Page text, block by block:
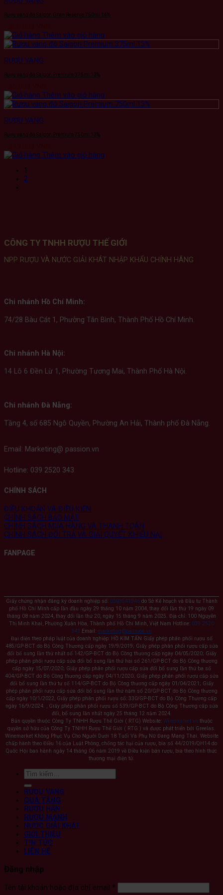
Rượu vang đỏ Saigon Gran Reserva 750ml 14%
Thêm vào giỏ hàng
RƯỢU VANG
Rượu vang đỏ Saigon Premium 375ml 13%
Thêm vào giỏ hàng
RƯỢU VANG
Rượu vang đỏ Saigon Premium 750ml 13%
Thêm vào giỏ hàng
1
2
CÔNG TY TNHH RƯỢU THẾ GIỚI
NPP RƯỢU VÀ NƯỚC GIẢI KHÁT NHẬP KHẨU CHÍNH HÃNG
Chi nhánh Hồ Chí Minh:
74/28 Bàu Cát 1, Phường Tân Bình, Thành Phố Hồ Chí Minh.
Chi nhánh Hà Nội:
14 Lô 6 Đền Lừ 1, Phường Tương Mai, Thành Phố Hà Nội.
Chi nhánh Đà Nẵng:
Tầng 4, số 685 Ngô Quyền, Phường An Hải, Thành phố Đà Nẵng.
Email: Marketing@ passion.vn
Hotline: 039 2520 343
CHÍNH SÁCH
ĐIỀU KHOẢN VÀ ĐIỀU KIỆN
CHÍNH SÁCH BẢO MẬT
CHÍNH SÁCH MUA HÀNG VÀ THANH TOÁN
CHÍNH SÁCH ĐỔI TRẢ VÀ GIẢI QUYẾT KHIẾU NẠI
FANPAGE
Giấy chứng nhận đăng ký doanh nghiệp số: 0303541946do Sở Kế hoạch và Đầu tư Thành
phố Hồ Chí Minh cấp lần đầu ngày 29 tháng 10 năm 2004, thay đổi lần thứ 19 ngày 09
tháng 08 năm 2024, thay đổi lần thứ 20, ngày 15 tháng 9 năm 2025. Địa chỉ: 100 Nguyễn
Thị Minh Khai, Phường Xuân Hòa, Thành phố Hồ Chí Minh, Việt Nam Hotline: 039 2520
343 Email: marketing@passion.vn
Đại diện theo pháp luật của doanh nghiệp: HỒ KIM TẤN Giấy phép phân phối rượu số
485/GP-BCT do Bộ Công Thương cấp ngày 19/9/2019; Giấy phép phân phối rượu cấp sửa
đổi bổ sung lần thứ nhất số 142/GP-BCT do Bộ Công thương cấp ngày 04/05/2020; Giấy
phép phân phối rượu cấp sửa đổi bổ sung lần thứ hai số 261/GP-BCT do Bộ Công thương
cấp ngày 15/07/2020; Giấy phép phân phối rượu cấp sửa đổi bổ sung lần thứ ba số
404/GP-BCT do Bộ Công thương cấp ngày 04/11/2020; Giấy phép phân phối rượu cấp sửa
đổi bổ sung lần thứ tư số 114/GP-BCT do Bộ Công thương cấp ngày 01/04/2021; Giấy
phép phân phối rượu cấp sửa đổi bổ sung lần thứ năm số 20/GP-BCT do Bộ Công thương
cấp ngày 10/1/2022, Giấy phép phân phối rượu số: 330/GP-BCT do Bộ Công Thương cấp
ngày 16/9/2024. , Giấy phép phân phối rượu số 539/GP-BCT do Bộ Công Thương cấp sửa
đổi, bổ sung lần nhất ngày 25 tháng 12 năm 2024.
Bản quyền thuộc Công Ty TNHH Rượu Thế Giới ( RTG) Website: Winemarket.vn thuộc
quyền sở hữu của Công Ty TNHH Rượu Thế Giới ( RTG ) và được phát triển bởi Greelas.
Winemarket Không Phục Vụ Cho Người Dưới 18 Tuổi Và Phụ Nữ Đang Mang Thai. Website
chấp hành theo Điều 16 của Luật Phòng, chống tác hại của rượu, bia số 44/2019/QH14 do
Quốc Hội ban hành ngày 14 tháng 06 năm 2019 về Điều kiện bán rượu, bia theo hình thức
thương mại điện tử.
Tìm
kiếm:
RƯỢU VANG
QUÀ TẶNG
RƯỢU HÀN
RƯỢU MẠNH
NƯỚC GIẢI KHÁT
GIỚI THIỆU
TIN TỨC
LIÊN HỆ
Đăng nhập
Tên tài khoản hoặc địa chỉ email *